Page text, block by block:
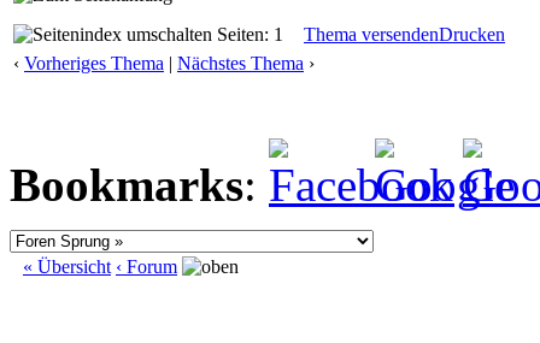
Seiten: 1 Thema versendenDrucken
‹ Vorheriges Thema | Nächstes Thema ›
Bookmarks:
« Übersicht ‹ Forum